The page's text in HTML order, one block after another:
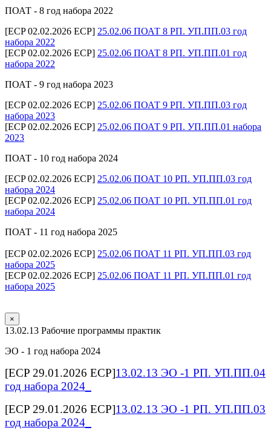
ПОАТ - 8 год набора 2022
[ECP 02.02.2026 ECP] 25.02.06 ПОАТ 8 РП. УП.ПП.03 год
набора 2022
[ECP 02.02.2026 ECP] 25.02.06 ПОАТ 8 РП. УП.ПП.01 год
набора 2022
ПОАТ - 9 год набора 2023
[ECP 02.02.2026 ECP] 25.02.06 ПОАТ 9 РП. УП.ПП.03 год
набора 2023
[ECP 02.02.2026 ECP] 25.02.06 ПОАТ 9 РП. УП.ПП.01 набора
2023
ПОАТ - 10 год набора 2024
[ECP 02.02.2026 ECP] 25.02.06 ПОАТ 10 РП. УП.ПП.03 год
набора 2024
[ECP 02.02.2026 ECP] 25.02.06 ПОАТ 10 РП. УП.ПП.01 год
набора 2024
ПОАТ - 11 год набора 2025
[ECP 02.02.2026 ECP] 25.02.06 ПОАТ 11 РП. УП.ПП.03 год
набора 2025
[ECP 02.02.2026 ECP] 25.02.06 ПОАТ 11 РП. УП.ПП.01 год
набора 2025
×
13.02.13 Рабочие программы практик
ЭО - 1 год набора 2024
[ECP 29.01.2026 ECP]13.02.13 ЭО -1 РП. УП.ПП.04
год набора 2024_
[ECP 29.01.2026 ECP]13.02.13 ЭО -1 РП. УП.ПП.03
год набора 2024_